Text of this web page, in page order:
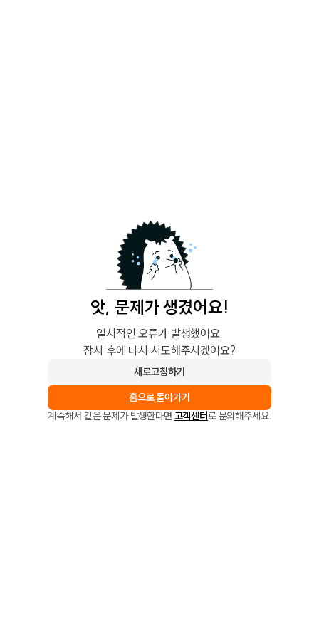
앗, 문제가 생겼어요!
일시적인 오류가 발생했어요.
잠시 후에 다시 시도해주시겠어요?
새로고침하기
홈으로 돌아가기
계속해서 같은 문제가 발생한다면 고객센터로 문의해주세요.